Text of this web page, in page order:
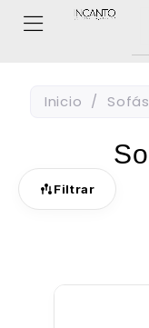
Inicio / Sofás
Filtrar
280